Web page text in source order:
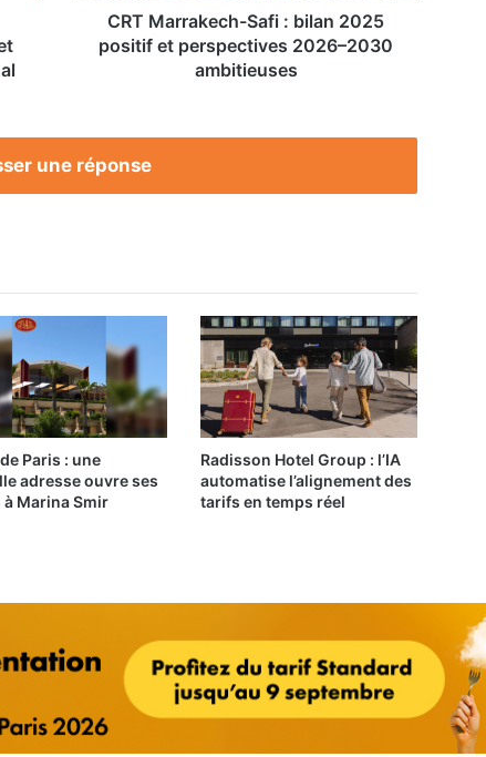
2030
ambitieuses
CRT Marrakech-Safi : bilan 2025
positif et perspectives 2026–2030
ambitieuses
une réponse
Paris : une
adresse ouvre ses
Marina Smir
Radisson Hotel Group : l’IA
automatise l’alignement des
tarifs en temps réel